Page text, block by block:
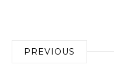
PREVIOUS